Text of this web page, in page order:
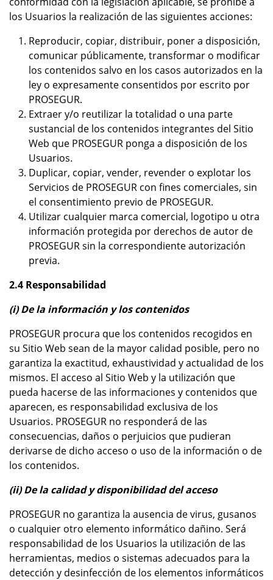
los Usuarios la realización de las siguientes acciones:
Reproducir, copiar, distribuir, poner a disposición,
comunicar públicamente, transformar o modificar
los contenidos salvo en los casos autorizados en la
ley o expresamente consentidos por escrito por
PROSEGUR.
Extraer y/o reutilizar la totalidad o una parte
sustancial de los contenidos integrantes del Sitio
Web que PROSEGUR ponga a disposición de los
Usuarios.
Duplicar, copiar, vender, revender o explotar los
Servicios de PROSEGUR con fines comerciales, sin
el consentimiento previo de PROSEGUR.
Utilizar cualquier marca comercial, logotipo u otra
información protegida por derechos de autor de
PROSEGUR sin la correspondiente autorización
previa.
2.4 Responsabilidad
(i) De la información y los contenidos
PROSEGUR procura que los contenidos recogidos en
su Sitio Web sean de la mayor calidad posible, pero no
garantiza la exactitud, exhaustividad y actualidad de los
mismos. El acceso al Sitio Web y la utilización que
pueda hacerse de las informaciones y contenidos que
aparecen, es responsabilidad exclusiva de los
Usuarios. PROSEGUR no responderá de las
consecuencias, daños o perjuicios que pudieran
derivarse de dicho acceso o uso de la información o de
los contenidos.
(ii) De la calidad y disponibilidad del acceso
PROSEGUR no garantiza la ausencia de virus, gusanos
o cualquier otro elemento informático dañino. Será
responsabilidad de los Usuarios la utilización de las
herramientas, medios o sistemas adecuados para la
detección y desinfección de los elementos informáticos